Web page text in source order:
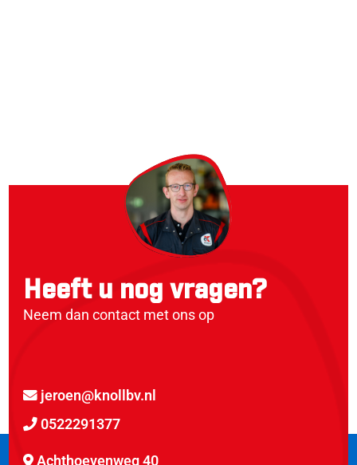
Heeft u nog vragen?
Neem dan contact met ons op
jeroen@knollbv.nl
0522291377
Achthoevenweg 40